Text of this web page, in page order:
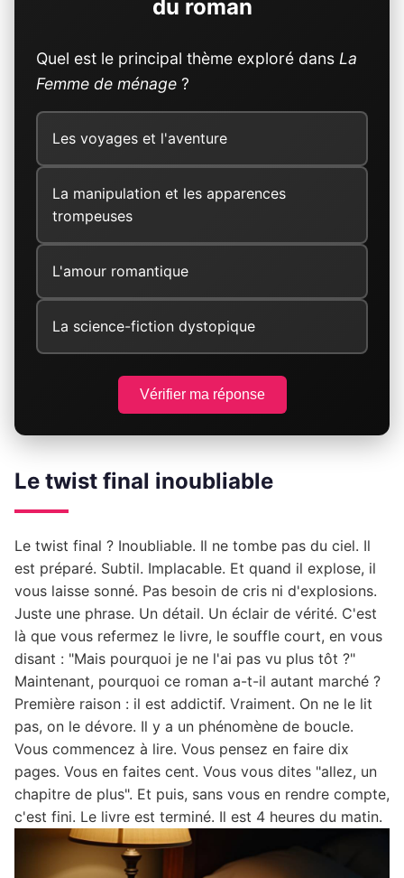
du roman
Quel est le principal thème exploré dans La
Femme de ménage ?
Les voyages et l'aventure
La manipulation et les apparences
trompeuses
L'amour romantique
La science-fiction dystopique
Vérifier ma réponse
Le twist final inoubliable
Le twist final ? Inoubliable. Il ne tombe pas du ciel. Il
est préparé. Subtil. Implacable. Et quand il explose, il
vous laisse sonné. Pas besoin de cris ni d'explosions.
Juste une phrase. Un détail. Un éclair de vérité. C'est
là que vous refermez le livre, le souffle court, en vous
disant : "Mais pourquoi je ne l'ai pas vu plus tôt ?"
Maintenant, pourquoi ce roman a-t-il autant marché ?
Première raison : il est addictif. Vraiment. On ne le lit
pas, on le dévore. Il y a un phénomène de boucle.
Vous commencez à lire. Vous pensez en faire dix
pages. Vous en faites cent. Vous vous dites "allez, un
chapitre de plus". Et puis, sans vous en rendre compte,
c'est fini. Le livre est terminé. Il est 4 heures du matin.